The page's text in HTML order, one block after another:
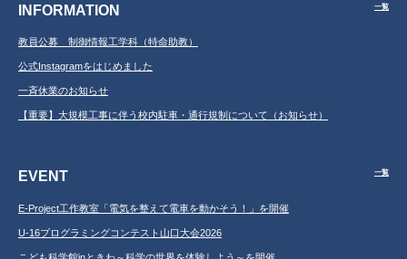
INFORMATION 一覧
教員公募 制御情報工学科（特命助教）
公式Instagramをはじめました
一斉休業のお知らせ
【重要】大規模工事に伴う校内駐車・通行規制について（お知らせ）
EVENT 一覧
E-Project工作教室「電気を整えて電車を動かそう！」を開催
U-16プログラミングコンテスト山口大会2026
こども科学館inときわ～科学の世界を体験しよう～を開催